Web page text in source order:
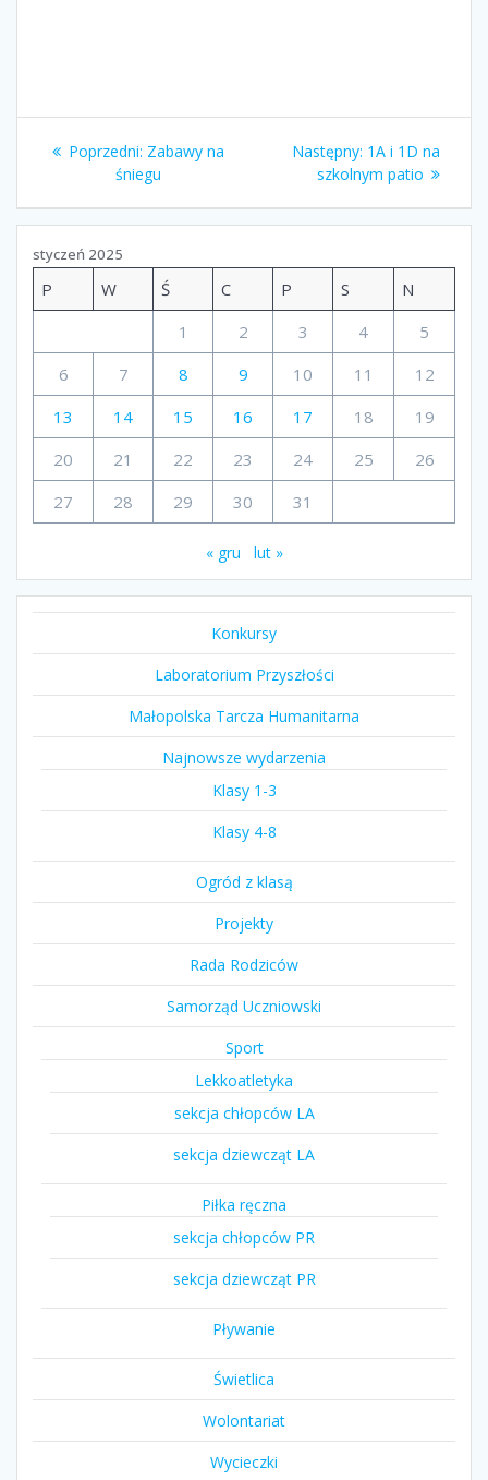
Nawigacja
wpisu
Poprzedni: Poprzedni
wpis:
Zabawy na
śniegu
Następny: Następny
wpis:
1A i 1D na
szkolnym patio
styczeń 2025
P W Ś C P S
N
1
2 3 4
5
6
7 8 9 10 11
12
13
14 15 16 17 18
19
20
21 22 23 24 25
26
27
28 29 30 31
« gru lut »
Konkursy
Laboratorium Przyszłości
Małopolska Tarcza Humanitarna
Najnowsze wydarzenia
Klasy 1-3
Klasy 4-8
Ogród z klasą
Projekty
Rada Rodziców
Samorząd Uczniowski
Sport
Lekkoatletyka
sekcja chłopców LA
sekcja dziewcząt LA
Piłka ręczna
sekcja chłopców PR
sekcja dziewcząt PR
Pływanie
Świetlica
Wolontariat
Wycieczki